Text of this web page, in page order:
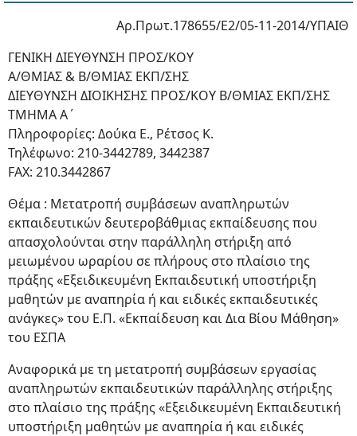
Αρ.Πρωτ.178655/Ε2/05-11-2014/ΥΠΑΙΘ
ΓΕΝΙΚΗ ΔΙΕΥΘΥΝΣΗ ΠΡΟΣ/ΚΟΥ
Α/ΘΜΙΑΣ & Β/ΘΜΙΑΣ EΚΠ/ΣΗΣ
ΔΙΕΥΘΥΝΣΗ ΔΙΟΙΚΗΣΗΣ ΠΡΟΣ/ΚΟΥ Β/ΘΜΙΑΣ ΕΚΠ/ΣΗΣ
ΤΜΗΜΑ Α΄
Πληροφορίες: Δούκα Ε., Ρέτσος Κ.
Τηλέφωνο: 210-3442789, 3442387
FAX: 210.3442867
Θέμα : Μετατροπή συμβάσεων αναπληρωτών
εκπαιδευτικών δευτεροβάθμιας εκπαίδευσης που
απασχολούνται στην παράλληλη στήριξη από
μειωμένου ωραρίου σε πλήρους στο πλαίσιο της
πράξης «Εξειδικευμένη Εκπαιδευτική υποστήριξη
μαθητών με αναπηρία ή και ειδικές εκπαιδευτικές
ανάγκες» του Ε.Π. «Εκπαίδευση και Δια Βίου Μάθηση»
του ΕΣΠΑ
Αναφορικά με τη μετατροπή συμβάσεων εργασίας
αναπληρωτών εκπαιδευτικών παράλληλης στήριξης
στο πλαίσιο της πράξης «Εξειδικευμένη Εκπαιδευτική
υποστήριξη μαθητών με αναπηρία ή και ειδικές